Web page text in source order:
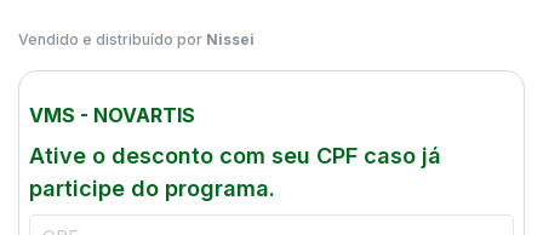
Vendido e distribuído por Nissei
VMS - NOVARTIS
Ative o desconto com seu CPF caso já
participe do programa.